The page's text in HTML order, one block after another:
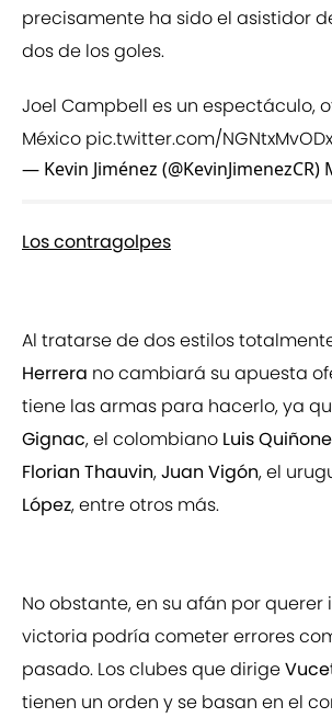
precisamente ha sido el asistidor
dos de los goles.
Joel Campbell es un espectáculo,
México pic.twitter.com/NGNtxMvODx
— Kevin Jiménez (@KevinJimenezCR)
Los contragolpes
Al tratarse de dos estilos
Herrera no cambiará su apuesta
tiene las armas para hacerlo, ya
Gignac, el colombiano Luis
Florian Thauvin,Juan Vigón, el
López, entre otros más.
No obstante, en su afán por querer
victoria podría cometer errores
pasado. Los clubes que dirige
tienen un orden y se basan en el